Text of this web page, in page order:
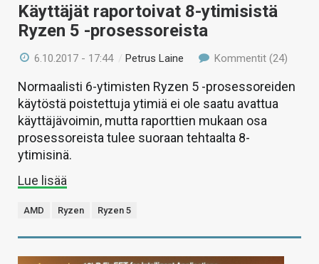
Käyttäjät raportoivat 8-ytimisistä
Ryzen 5 -prosessoreista
6.10.2017 - 17:44 /Petrus Laine Kommentit (24)
Normaalisti 6-ytimisten Ryzen 5 -prosessoreiden
käytöstä poistettuja ytimiä ei ole saatu avattua
käyttäjävoimin, mutta raporttien mukaan osa
prosessoreista tulee suoraan tehtaalta 8-
ytimisinä.
Lue lisää
AMD Ryzen Ryzen 5